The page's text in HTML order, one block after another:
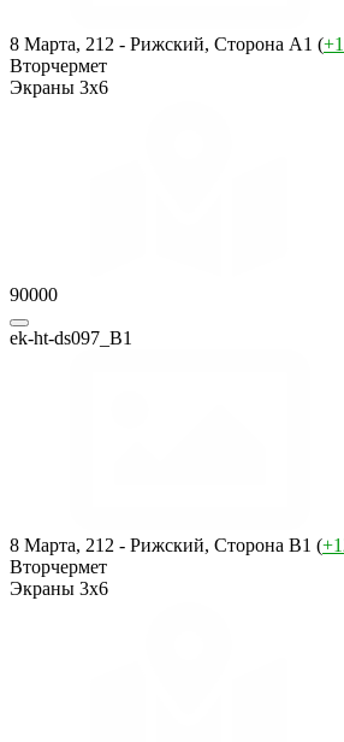
8 Марта, 212 - Рижский, Сторона A1 (
Вторчермет
Экраны 3x6
90000
ek-ht-ds097_B1
8 Марта, 212 - Рижский, Сторона B1 (
Вторчермет
Экраны 3x6